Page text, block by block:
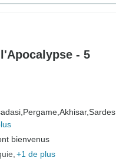
- 5
Pergame, Akhisar,Sardes,
bienvenus
+1 de plus